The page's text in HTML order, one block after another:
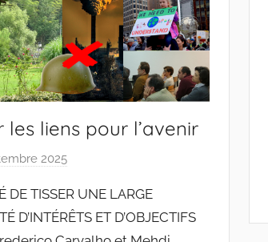
S
a
n
t
o
les liens pour l’avenir
2025
r
J
DE TISSER UNE LARGE
D’INTÉRÊTS ET D’OBJECTIFS